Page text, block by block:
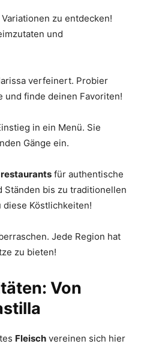
zu entdecken!
und
verfeinert. Probier
und finde deinen Favoriten!
in ein Menü. Sie
Gänge ein.
restaurants für authentische
Ständen bis zu traditionellen
diese Köstlichkeiten!
Jede Region hat
zu bieten!
Von
Fleisch vereinen sich hier